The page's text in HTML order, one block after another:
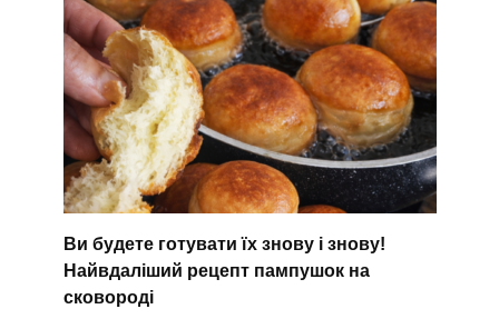
Ви будете готувати їх знову і знову!
Найвдаліший рецепт пампушок на
сковороді